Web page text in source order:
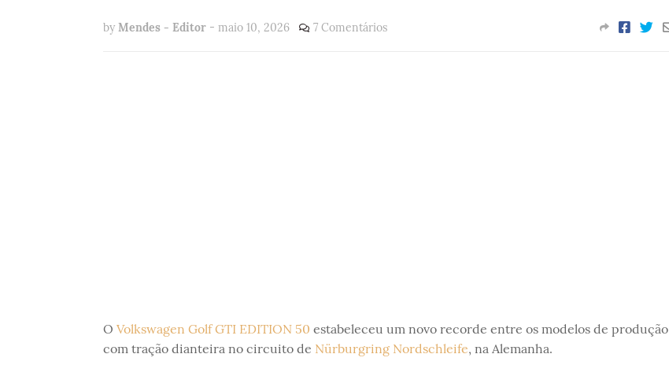
by Mendes - Editor - maio 10, 2026 7 Comentários
O Volkswagen Golf GTI EDITION 50 estabeleceu um novo recorde entre os modelos de produção
com tração dianteira no circuito de Nürburgring Nordschleife, na Alemanha.